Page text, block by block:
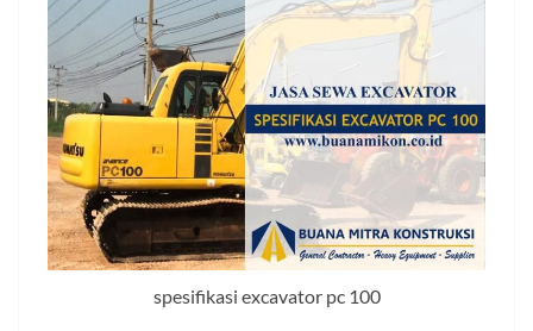
spesifikasi excavator pc 100